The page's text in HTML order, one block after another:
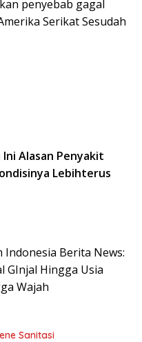
penyebab gagal
Serikat Sesudah
Alasan Penyakit
Lebihterus
Indonesia Berita News:
GInjal Hingga Usia
Wajah
Sanitasi